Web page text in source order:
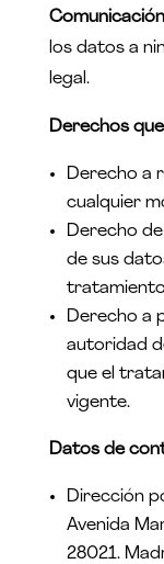
los datos a
legal.
Derechos
Derecho a
cualquier
Derecho
de sus
Derecho a
autoridad
que el
vigente.
Datos de
Dirección
Avenida
28021.